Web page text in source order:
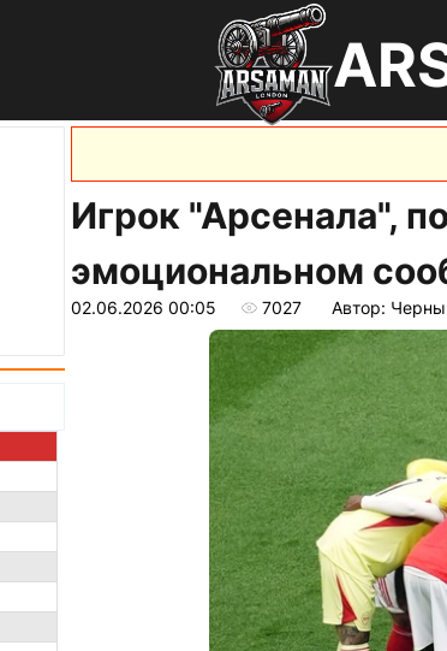
Игрок "Арсенала",
эмоциональном
02.06.2026 00:05 7027 Автор: